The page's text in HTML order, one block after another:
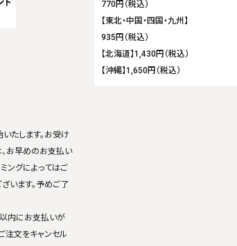
たします。お受け
お早めのお支払い
ングによってはご
います。予めご了
内にお支払いが
注文をキャンセル
770円（税込）
【東北・中国・四国・九州】
935円（税込）
【北海道】1,430円（税込）
【沖縄】1,650円（税込）